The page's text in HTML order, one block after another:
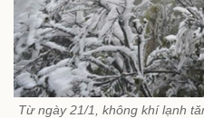
Từ ngày 21/1, không khí lạnh